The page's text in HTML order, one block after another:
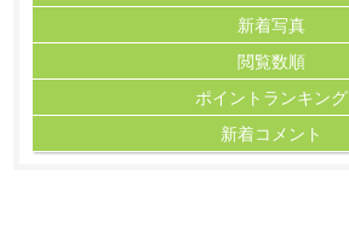
新着写真
閲覧数順
ポイント ランキング
新着コメント